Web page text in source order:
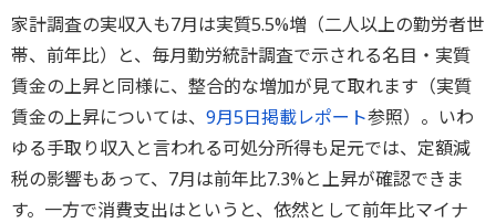
家計調査の実収入も7月は実質5.5%増（二人以上の勤労者世
帯、前年比）と、毎月勤労統計調査で示される名目・実質
賃金の上昇と同様に、整合的な増加が見て取れます（実質
賃金の上昇については、 9月5日掲載レポート参照）。いわ
ゆる手取り収入と言われる可処分所得も足元では、定額減
税の影響もあって、7月は前年比7.3%と上昇が確認できま
す。一方で消費支出はというと、依然として前年比マイナ